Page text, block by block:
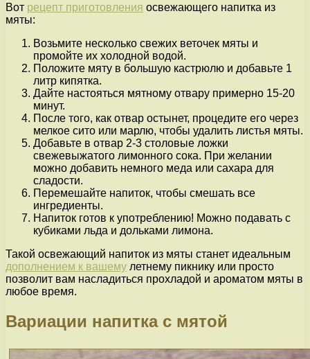
Вот рецепт приготовления освежающего напитка из
мяты:
Возьмите несколько свежих веточек мяты и
промойте их холодной водой.
Положите мяту в большую кастрюлю и добавьте 1
литр кипятка.
Дайте настояться мятному отвару примерно 15-20
минут.
После того, как отвар остынет, процедите его через
мелкое сито или марлю, чтобы удалить листья мяты.
Добавьте в отвар 2-3 столовые ложки
свежевыжатого лимонного сока. При желании
можно добавить немного меда или сахара для
сладости.
Перемешайте напиток, чтобы смешать все
ингредиенты.
Напиток готов к употреблению! Можно подавать с
кубиками льда и дольками лимона.
Такой освежающий напиток из мяты станет идеальным
дополнением к вашему летнему пикнику или просто
позволит вам насладиться прохладой и ароматом мяты в
любое время.
Вариации напитка с мятой